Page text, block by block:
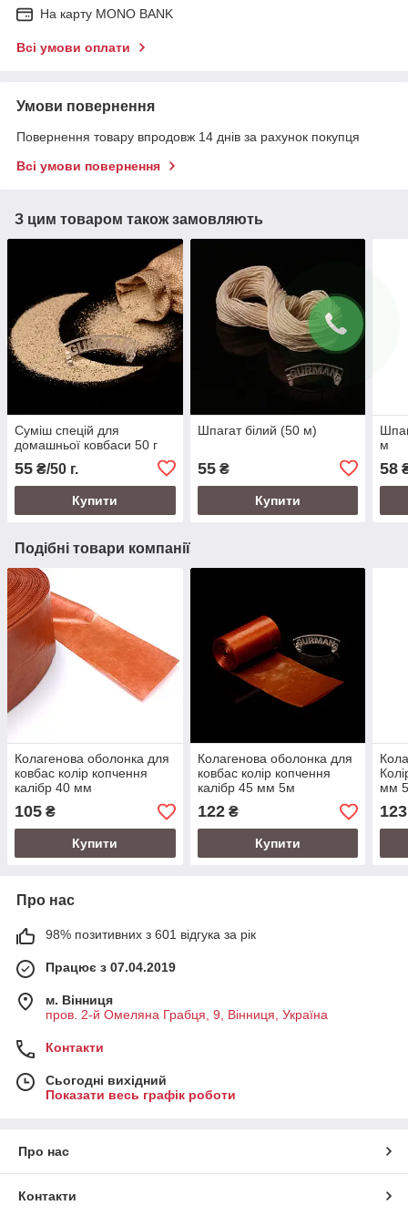
На карту MONO BANK
Всі умови оплати
Умови повернення
Повернення товару впродовж 14 днів за рахунок покупця
Всі умови повернення
З цим товаром також замовляють
Суміш спецій для
домашньої ковбаси 50 г
55 ₴/50 г.
Купити
Шпагат білий (50 м)
55₴
Купити
м
58
Подібні товари компанії
Колагенова оболонка для
ковбас колір копчення
калібр 40 мм
105 ₴
Купити
Колагенова оболонка для
ковбас колір копчення
калібр 45 мм 5м
122₴
Купити
мм
123
Про нас
98% позитивних з 601 відгука за рік
Працює з 07.04.2019
м. Вінниця
пров. 2-й Омеляна Грабця, 9, Вінниця, Україна
Контакти
Сьогодні вихідний
Показати весь графік роботи
Про нас
Контакти